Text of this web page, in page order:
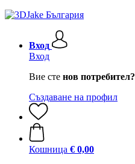
Вход
Вход
Вие сте нов потребител?
Създаване на профил
Кошница € 0,00